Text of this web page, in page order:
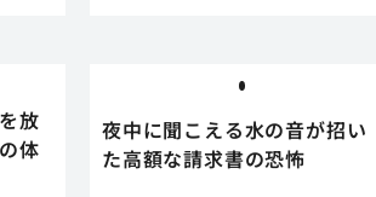
放
体
夜中に聞こえる水の音が招い
た高額な請求書の恐怖